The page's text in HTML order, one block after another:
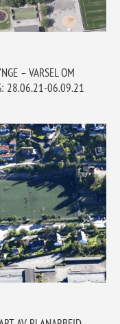
– VARSEL OM
28.06.21-06.09.21